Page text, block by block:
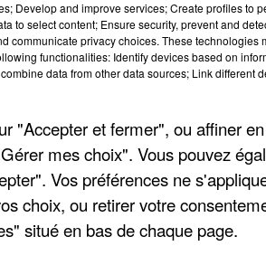
Develop and improve services; Create profiles to
to select content; Ensure security, prevent and
communicate privacy choices. These technologies
functionalities: Identify devices based on
data from other data sources; Link different
"Accepter et fermer", ou affiner
mes choix". Vous pouvez
Vos préférences ne
choix, ou retirer votre
situé en bas de chaque page.